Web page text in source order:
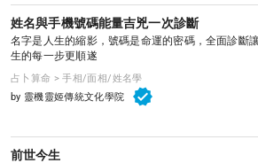
姓名與手機號碼能量吉兇一次診斷
名字是人生的縮影，號碼是命運的密碼，全面診斷
生的每一步更順遂
占卜算命 > 手相/面相/姓名學
by 靈機靈姬傳統文化學院
前世今生